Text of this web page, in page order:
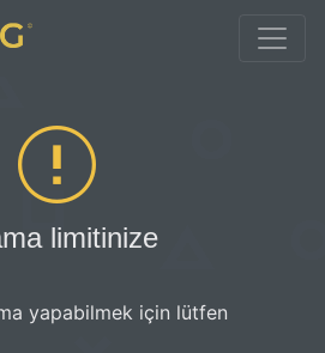
limitinize
yapabilmek için lütfen